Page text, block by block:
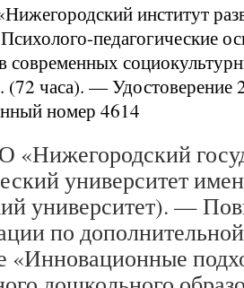
институт
педагогические
(72 часа). — Удостоверение
номер 4614
университет
университет). —
по
«Инновационные